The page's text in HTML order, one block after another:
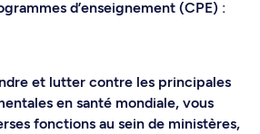
d’enseignement (CPE) :
et lutter contre les principales
en santé mondiale, vous
fonctions au sein de ministères,